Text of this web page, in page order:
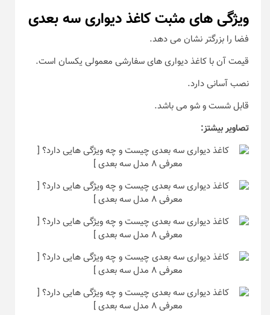
ویژگی های مثبت کاغذ دیواری سه بعدی
فضا را بزرگتر نشان می دهد.
قیمت آن با کاغذ دیواری های سفارشی معمولی یکسان است.
نصب آسانی دارد.
قابل شست و شو می باشد.
تصاویر بیشتز: